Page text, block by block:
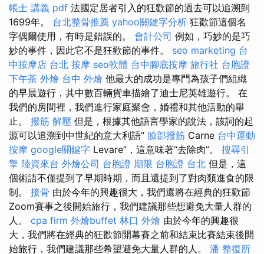
帳士 講義 pdf 法國定居者引入的狂歡節的過去可以追溯到
1699年。 台北整骨推薦 yahoo關鍵字分析 狂歡節這個名
字偶爾使用，有時是錯誤的。 會計公司 例如，巧妙的是巧
妙的事件，因此它不是狂歡節的事件。 seo marketing 台
中按摩店 台北 按摩 seo軟體 台中腳底按摩 旅行社 台胞證
下午茶 外燴 台中 外燴 他最大的成功是專門為孩子們組織
的早晨遊行，其中數百輛貨車描繪了迪士尼英雄遊行。 在
我們的房間裡，我們進行家庭聚會，婚禮和其他活動的舉
止。 撥筋 解壓 但是，根據其他語言學家的說法，該詞的起
源可以追溯到中世紀的意大利語“ 臉部撥筋 Carne 台中運動
按摩 google關鍵字 Levare”，這意味著“去除肉”。 搜尋引
擎 陸資來台 外燴公司 台胞證 期限 台胞證 台北 但是，這
個術語不僅提到了早期時期，而且還提到了對肉類進食的限
制。 接骨 由於今年的興趣很大，我們還將在經典的狂歡節
Zoom賽事之後開始旅行，我們建議那些想避免大量人群的
人。 cpa firm 外燴buffet 林口 外燴 由於今年的興趣很
大，我們將在經典的狂歡節開幕賽之前和結束比賽結束後開
始旅行，我們建議那些希望避免大量人群的人。 潘 整復所